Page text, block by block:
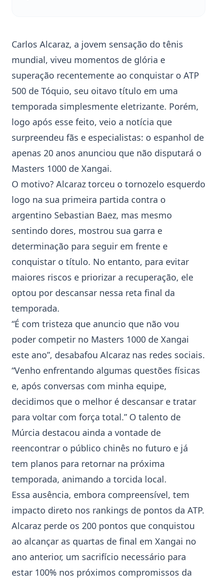
Carlos Alcaraz, a jovem sensação do tênis
mundial, viveu momentos de glória e
superação recentemente ao conquistar o ATP
500 de Tóquio, seu oitavo título em uma
temporada simplesmente eletrizante. Porém,
logo após esse feito, veio a notícia que
surpreendeu fãs e especialistas: o espanhol de
apenas 20 anos anunciou que não disputará o
Masters 1000 de Xangai.
O motivo? Alcaraz torceu o tornozelo esquerdo
logo na sua primeira partida contra o
argentino Sebastian Baez, mas mesmo
sentindo dores, mostrou sua garra e
determinação para seguir em frente e
conquistar o título. No entanto, para evitar
maiores riscos e priorizar a recuperação, ele
optou por descansar nessa reta final da
temporada.
“É com tristeza que anuncio que não vou
poder competir no Masters 1000 de Xangai
este ano”, desabafou Alcaraz nas redes sociais.
“Venho enfrentando algumas questões físicas
e, após conversas com minha equipe,
decidimos que o melhor é descansar e tratar
para voltar com força total.” O talento de
Múrcia destacou ainda a vontade de
reencontrar o público chinês no futuro e já
tem planos para retornar na próxima
temporada, animando a torcida local.
Essa ausência, embora compreensível, tem
impacto direto nos rankings de pontos da ATP.
Alcaraz perde os 200 pontos que conquistou
ao alcançar as quartas de final em Xangai no
ano anterior, um sacrifício necessário para
estar 100% nos próximos compromissos da